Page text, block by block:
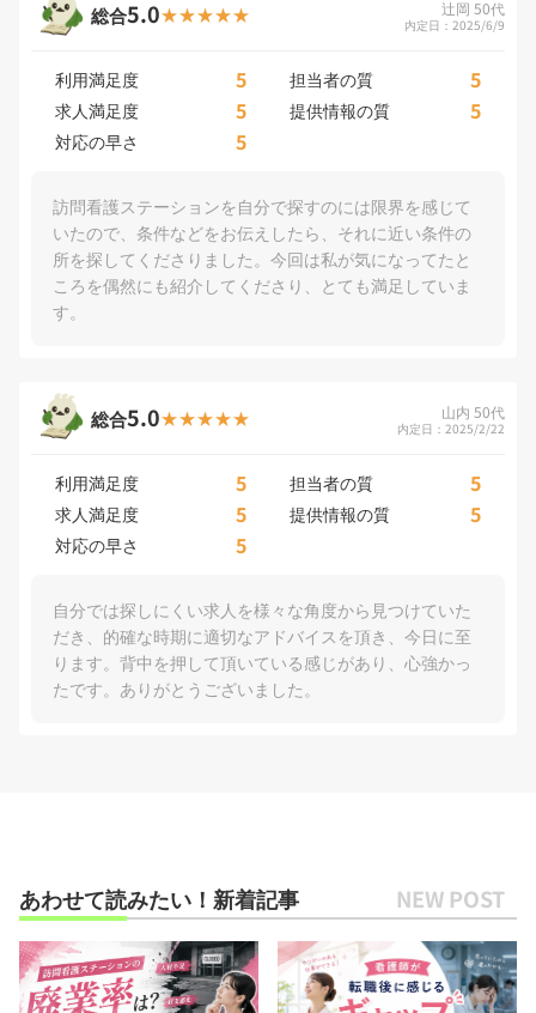
総合5.0 辻岡 50代
内定日：2025/6/9
利用満足度 5 担当者の質 5
求人満足度 5 提供情報の質 5
対応の早さ 5
訪問看護ステーションを自分で探すのには限界を感じて
いたので、条件などをお伝えしたら、それに近い条件の
所を探してくださりました。今回は私が気になってたと
ころを偶然にも紹介してくださり、とても満足していま
す。
総合5.0 山内 50代
内定日：2025/2/22
利用満足度 5 担当者の質 5
求人満足度 5 提供情報の質 5
対応の早さ 5
自分では探しにくい求人を様々な角度から見つけていた
だき、的確な時期に適切なアドバイスを頂き、今日に至
ります。背中を押して頂いている感じがあり、心強かっ
たです。ありがとうございました。
あわせて読みたい！新着記事